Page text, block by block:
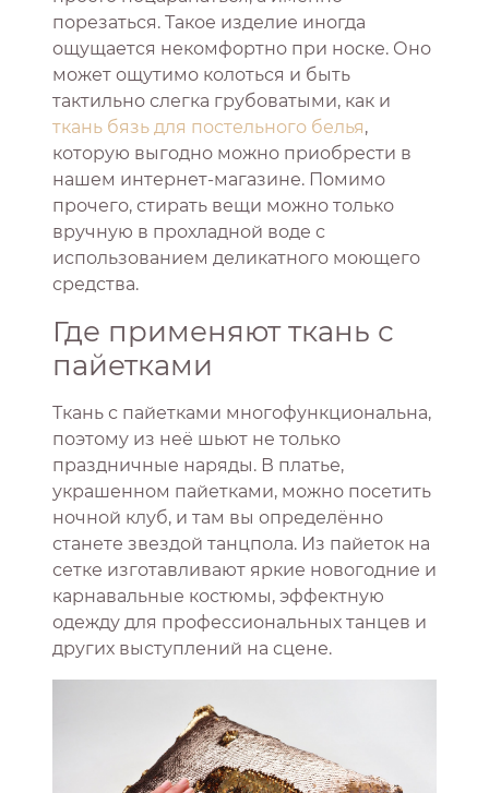
порезаться. Такое изделие иногда
ощущается некомфортно при носке. Оно
может ощутимо колоться и быть
тактильно слегка грубоватыми, как и
ткань бязь для постельного белья,
которую выгодно можно приобрести в
нашем интернет-магазине. Помимо
прочего, стирать вещи можно только
вручную в прохладной воде с
использованием деликатного моющего
средства.
Где применяют ткань с
пайетками
Ткань с пайетками многофункциональна,
поэтому из неё шьют не только
праздничные наряды. В платье,
украшенном пайетками, можно посетить
ночной клуб, и там вы определённо
станете звездой танцпола. Из пайеток на
сетке изготавливают яркие новогодние и
карнавальные костюмы, эффектную
одежду для профессиональных танцев и
других выступлений на сцене.